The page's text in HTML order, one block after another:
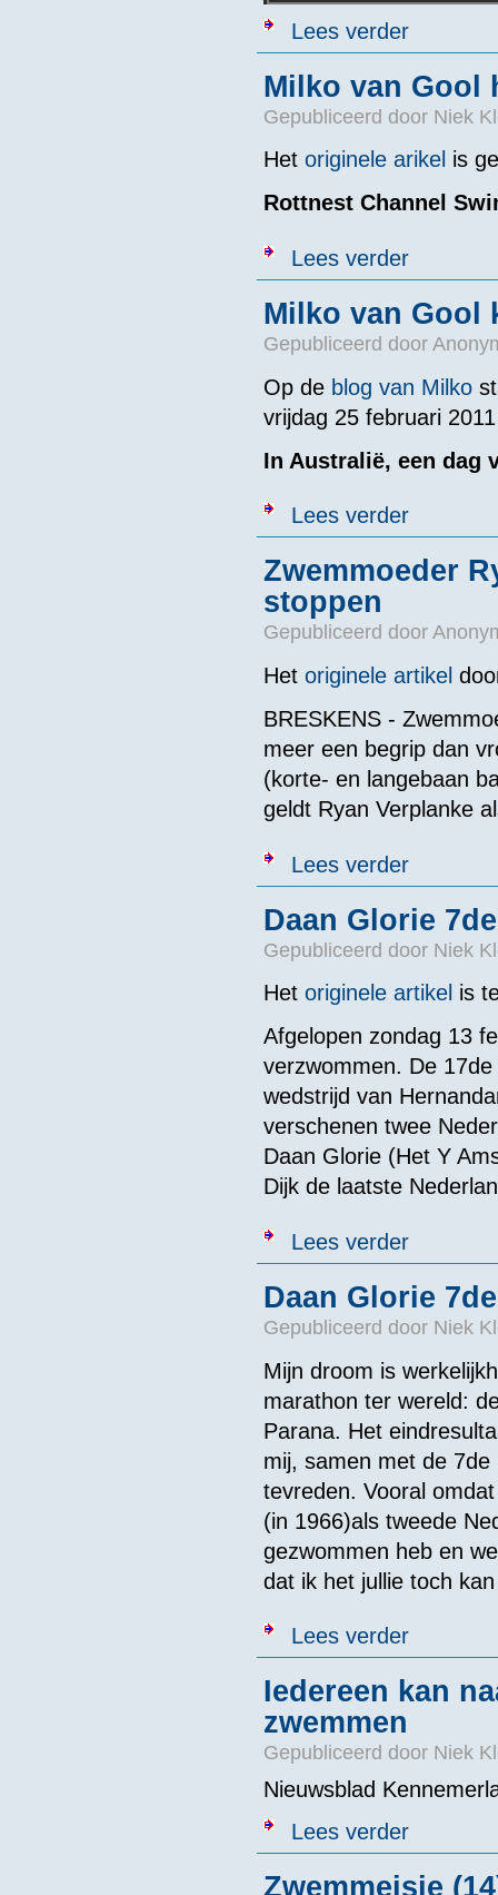
Lees verderover
Milko van Gool
Gepubliceerd door Niek
Het originele arikel is
Rottnest Channel
Lees verderover Milko
Milko van Gool
Gepubliceerd door
Op de blog van Milko
vrijdag 25 februari 2011
In Australië, een dag
Lees verderover Milko
Zwemmoeder
stoppen
Gepubliceerd door
Het originele artikel
BRESKENS -
meer een begrip dan
(korte- en langebaan
geldt Ryan Verplanke
Lees verderover
Daan Glorie
Gepubliceerd door Niek
Het originele artikel is
Afgelopen zondag 13
verzwommen. De
wedstrijd van
verschenen twee
Daan Glorie (Het Y
Dijk de laatste
Lees verderover Daan
Daan Glorie
Gepubliceerd door Niek
Mijn droom is
marathon ter wereld:
Parana. Het
mij, samen met de
tevreden. Vooral
(in 1966)als tweede
gezwommen heb en
dat ik het jullie toch
Lees verderover Daan
Iedereen kan
zwemmen
Gepubliceerd door Niek
Nieuwsblad
Lees verderover Iedereen
Zwemmeisje